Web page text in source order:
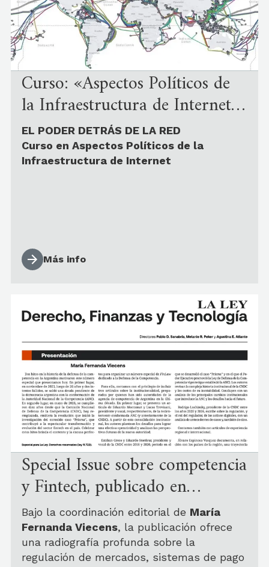
Curso: «Aspectos Políticos de
la Infraestructura de Internet»
| sep'26
EL PODER DETRÁS DE LA RED
Curso en Aspectos Políticos de la
Infraestructura de Internet
Una propuesta conjunta deCETySy
LACNICpara comprender las tensiones
geopolíticas y éticas que sostienen el
ecosistema digital.
Docentes*: Miguel Ignacio Estrada –
Christian O’Flaherty – Ernesto Majo –
Rodrigo de la Parra – Rocío de la Fuente
– Alan Ramírez – César Díaz – Paula
Más info
Special Issue sobre competencia
y Fintech, publicado en
«Derecho, Tecnología y
Finanzas», de La Ley,
coordinado por Fernanda
Bajo la coordinación editorial de María
Fernanda Viecens, la publicación ofrece
una radiografía profunda sobre la
regulación de mercados, sistemas de pago